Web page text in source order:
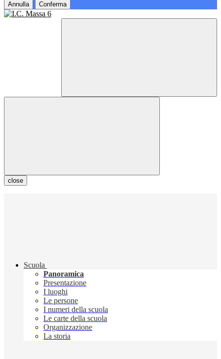
Annulla Conferma
close
Scuola
Panoramica
Presentazione
I luoghi
Le persone
I numeri della scuola
Le carte della scuola
Organizzazione
La storia